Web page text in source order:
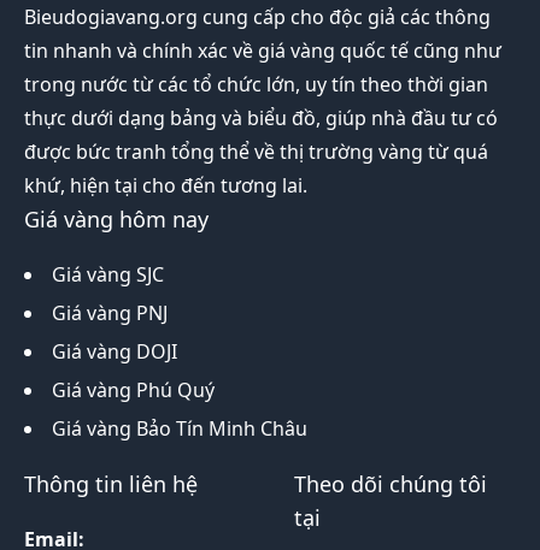
Bieudogiavang.org cung cấp cho độc giả các thông
tin nhanh và chính xác về giá vàng quốc tế cũng như
trong nước từ các tổ chức lớn, uy tín theo thời gian
thực dưới dạng bảng và biểu đồ, giúp nhà đầu tư có
được bức tranh tổng thể về thị trường vàng từ quá
khứ, hiện tại cho đến tương lai.
Giá vàng hôm nay
Giá vàng SJC
Giá vàng PNJ
Giá vàng DOJI
Giá vàng Phú Quý
Giá vàng Bảo Tín Minh Châu
Thông tin liên hệ
Email:
Theo dõi chúng tôi
tại